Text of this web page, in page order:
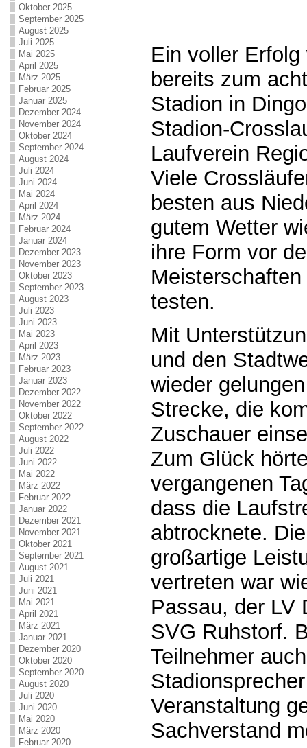
Oktober 2025
September 2025
August 2025
Juli 2025
Mai 2025
April 2025
März 2025
Februar 2025
Januar 2025
Dezember 2024
November 2024
Oktober 2024
September 2024
August 2024
Juli 2024
Juni 2024
Mai 2024
April 2024
März 2024
Februar 2024
Januar 2024
Dezember 2023
November 2023
Oktober 2023
September 2023
August 2023
Juli 2023
Juni 2023
Mai 2023
April 2023
März 2023
Februar 2023
Januar 2023
Dezember 2022
November 2022
Oktober 2022
September 2022
August 2022
Juli 2022
Juni 2022
Mai 2022
März 2022
Februar 2022
Januar 2022
Dezember 2021
November 2021
Oktober 2021
September 2021
August 2021
Juli 2021
Juni 2021
Mai 2021
April 2021
März 2021
Januar 2021
Dezember 2020
Oktober 2020
September 2020
August 2020
Juli 2020
Juni 2020
Mai 2020
März 2020
Februar 2020
Ein voller
bereits zum
Stadion in
Stadion-
Laufverein
Viele
besten aus
gutem Wetter
ihre Form vor
testen.
Mit
und den
wieder
Strecke, die
Zuschauer
Zum Glück
vergangenen
dass die
abtrocknete.
großartige
vertreten war
Passau, der LV
SVG Ruhstorf.
Teilnehmer
Veranstaltung
Sachverstand